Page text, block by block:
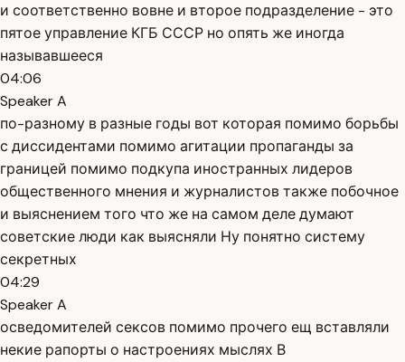
и соответственно вовне и второе подразделение - это
пятое управление КГБ СССР но опять же иногда
называвшееся
04:06
Speaker A
по-разному в разные годы вот которая помимо борьбы
с диссидентами помимо агитации пропаганды за
границей помимо подкупа иностранных лидеров
общественного мнения и журналистов также побочное
и выяснением того что же на самом деле думают
советские люди как выясняли Ну понятно систему
секретных
04:29
Speaker A
осведомителей сексов помимо прочего ещ вставляли
некие рапорты о настроениях мыслях В